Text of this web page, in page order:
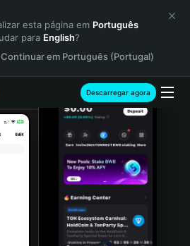
esta página em Português
para English?
Continuar em Português (Portugal)
Descarregar agora